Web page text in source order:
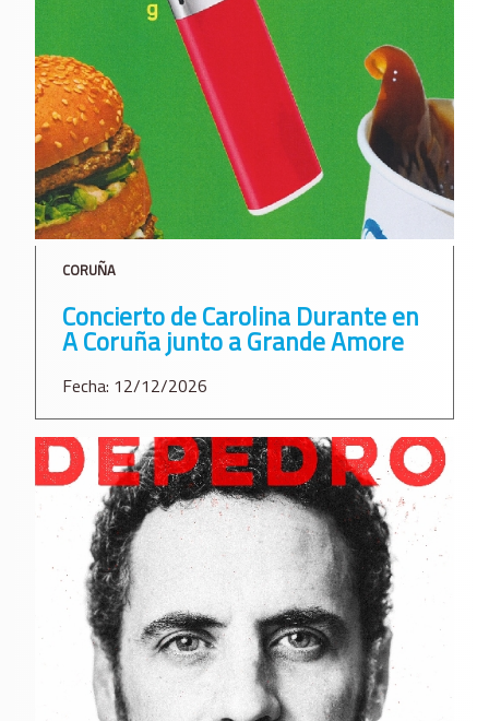
CORUÑA
Concierto de Carolina Durante en
A Coruña junto a Grande Amore
Fecha: 12/12/2026